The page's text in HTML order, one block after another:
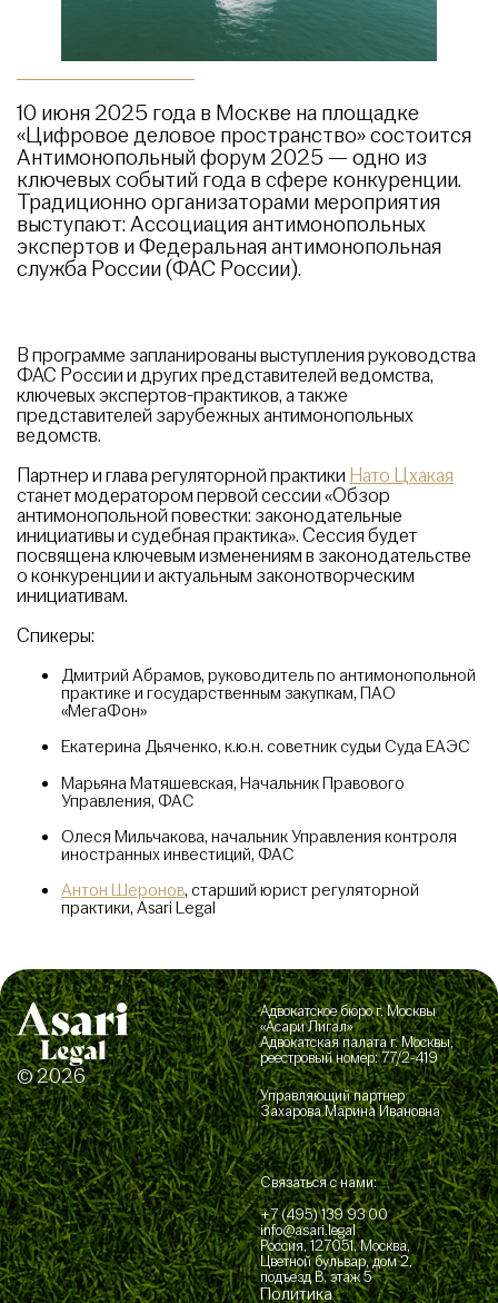
10 июня 2025 года в Москве на площадке
«Цифровое деловое пространство» состоится
Антимонопольный форум 2025 — одно из
ключевых событий года в сфере конкуренции.
Традиционно организаторами мероприятия
выступают: Ассоциация антимонопольных
экспертов и Федеральная антимонопольная
служба России (ФАС России).
В программе запланированы выступления руководства
ФАС России и других представителей ведомства,
ключевых экспертов-практиков, а также
представителей зарубежных антимонопольных
ведомств.
Партнер и глава регуляторной практики Нато Цхакая
станет модератором первой сессии «Обзор
антимонопольной повестки: законодательные
инициативы и судебная практика». Сессия будет
посвящена ключевым изменениям в законодательстве
о конкуренции и актуальным законотворческим
инициативам.
Спикеры:
Дмитрий Абрамов, руководитель по антимонопольной
практике и государственным закупкам, ПАО
«МегаФон»
Екатерина Дьяченко, к.ю.н. советник судьи Суда ЕАЭС
Марьяна Матяшевская, Начальник Правового
Управления, ФАС
Олеся Мильчакова, начальник Управления контроля
иностранных инвестиций, ФАС
Антон Шеронов, старший юрист регуляторной
практики, Asari Legal
© 2026
Адвокатское бюро г. Москвы
«Асари Лигал»
Адвокатская палата г. Москвы,
реестровый номер: 77/2-419
Управляющий партнер
Захарова Марина Ивановна
Связаться с нами:
+7 (495) 139 93 00
info@asari.legal
Россия, 127051, Москва,
Цветной бульвар, дом 2,
подъезд В, этаж 5
Политика